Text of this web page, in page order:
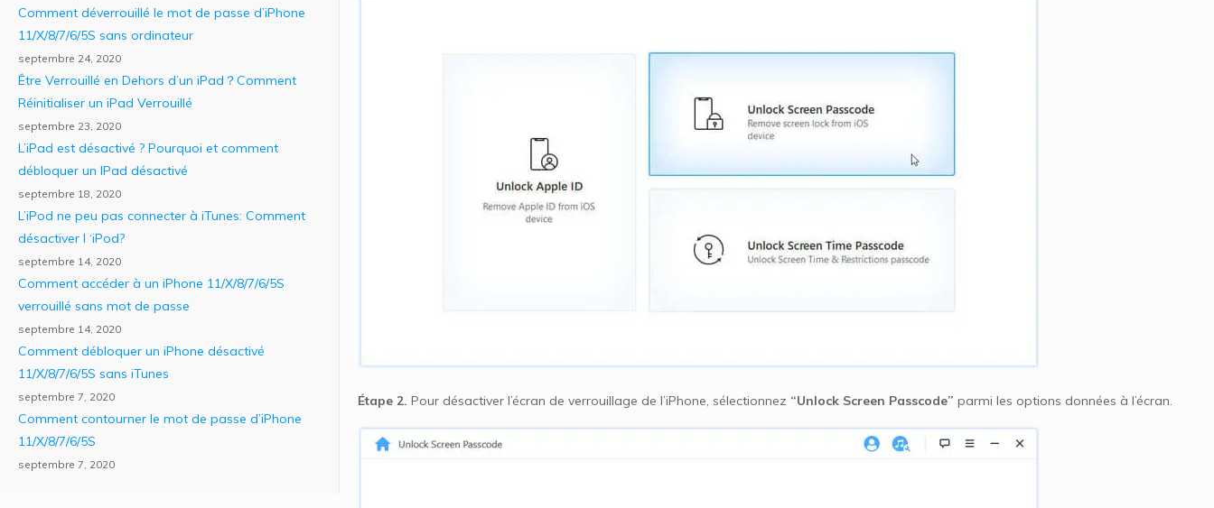
Étape 2. Pour désactiver l’écran de verrouillage de l’iPhone, sélectionnez “Unlock Screen Passcode” parmi les options données à l’écran.
Comment déverrouillé le mot de passe d’iPhone
11/X/8/7/6/5S sans ordinateur
septembre 24, 2020
Être Verrouillé en Dehors d’un iPad？Comment
Réinitialiser un iPad Verrouillé
septembre 23, 2020
L’iPad est désactivé ? Pourquoi et comment
débloquer un IPad désactivé
septembre 18, 2020
L’iPod ne peu pas connecter à iTunes: Comment
désactiver l ‘iPod?
septembre 14, 2020
Comment accéder à un iPhone 11/X/8/7/6/5S
verrouillé sans mot de passe
septembre 14, 2020
Comment débloquer un iPhone désactivé
11/X/8/7/6/5S sans iTunes
septembre 7, 2020
Comment contourner le mot de passe d’iPhone
11/X/8/7/6/5S
septembre 7, 2020